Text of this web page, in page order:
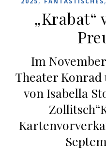
„Krabat“
Im
Theater
von Isabella